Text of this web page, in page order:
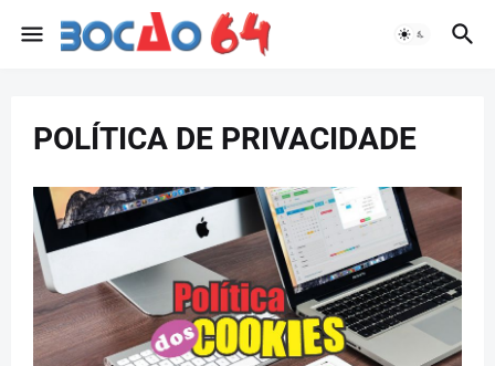
POLÍTICA DE PRIVACIDADE